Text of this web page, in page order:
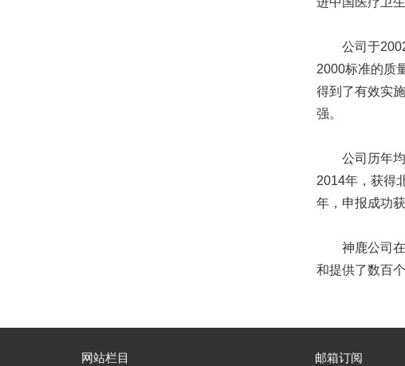
公司于2002
2000标准的质
得到了有效实
强。
公司历年均获
2014年，获得
年，申报成功
神鹿公司在
和提供了数百
网站栏目 邮箱订阅